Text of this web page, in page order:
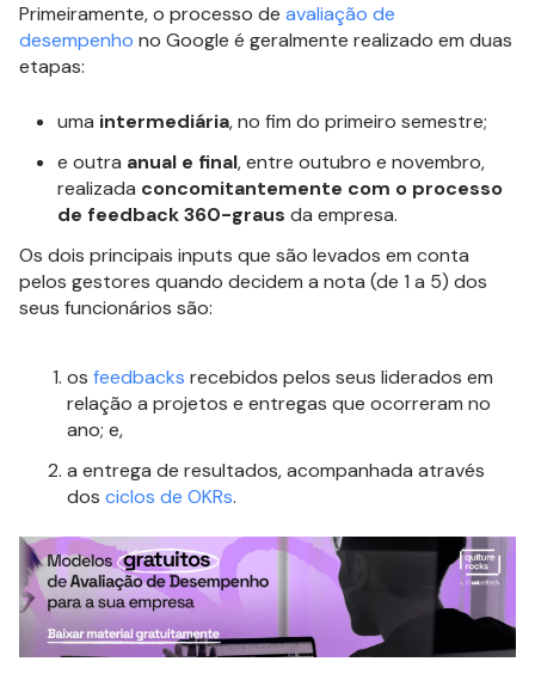
Primeiramente, o processo de avaliação de
desempenho no Google é geralmente realizado em duas
etapas:
uma intermediária, no fim do primeiro semestre;
e outra anual e final, entre outubro e novembro,
realizada concomitantemente com o processo
de feedback 360-graus da empresa.
Os dois principais inputs que são levados em conta
pelos gestores quando decidem a nota (de 1 a 5) dos
seus funcionários são:
os feedbacks recebidos pelos seus liderados em
relação a projetos e entregas que ocorreram no
ano; e,
a entrega de resultados, acompanhada através
dos ciclos de OKRs.